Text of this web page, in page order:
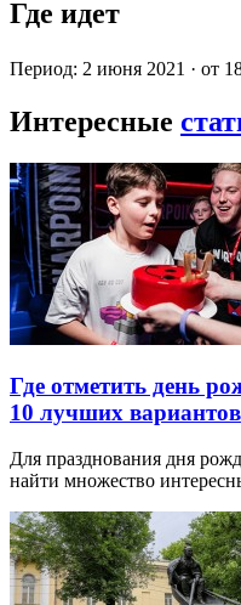
Где идет
Период: 2 июня 2021 · от
Интересные
Где отметить день
10 лучших вариантов
Для празднования дня
найти множество